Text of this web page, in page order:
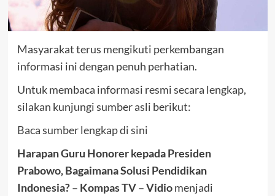
Masyarakat terus mengikuti perkembangan
informasi ini dengan penuh perhatian.
Untuk membaca informasi resmi secara lengkap,
silakan kunjungi sumber asli berikut:
Baca sumber lengkap di sini
Harapan Guru Honorer kepada Presiden
Prabowo, Bagaimana Solusi Pendidikan
Indonesia? – Kompas TV – Vidiomenjadi